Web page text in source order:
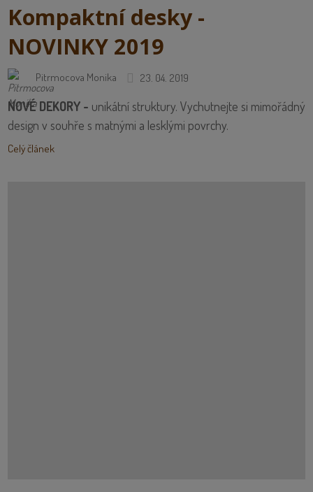
Kompaktní desky -
NOVINKY 2019
Pitrmocova Monika 23. 04. 2019
NOVÉ DEKORY - unikátní struktury. Vychutnejte si mimořádný
design v souhře s matnými a lesklými povrchy.
Celý článek